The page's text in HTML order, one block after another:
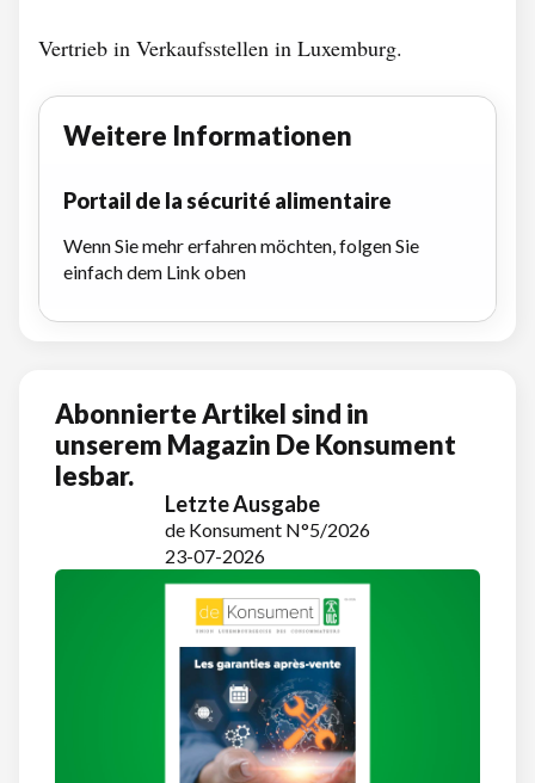
Vertrieb in Verkaufsstellen in Luxemburg.
Weitere Informationen
Portail de la sécurité alimentaire
Wenn Sie mehr erfahren möchten, folgen Sie
einfach dem Link oben
Abonnierte Artikel sind in
unserem Magazin De Konsument
lesbar.
Letzte Ausgabe
de Konsument N°5/2026
23-07-2026